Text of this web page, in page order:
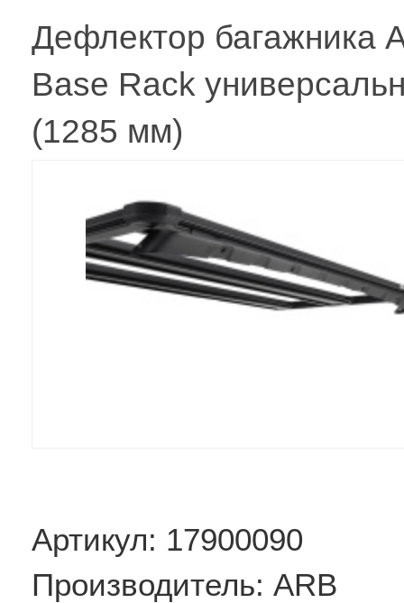
Дефлектор багажника
Base Rack
(1285 мм)
Артикул: 17900090
Производитель: ARB